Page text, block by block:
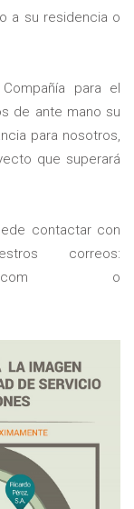
a su residencia o
para el
de ante mano su
para nosotros,
que superará
contactar con
correos:
o